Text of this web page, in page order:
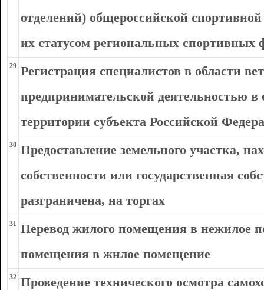
отделений) общероссийской
их статусом региональных спортивных
29 Регистрация специалистов в области
предпринимательской деятельностью в
территории субъекта Российской
30 Предоставление земельного участка,
собственности или государственная
разграничена, на торгах
31 Перевод жилого помещения в нежилое
помещения в жилое помещение
32 Проведение технического осмотра